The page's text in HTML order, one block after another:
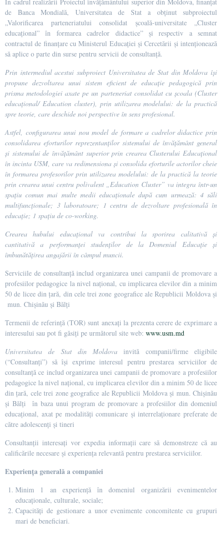
de Banca Mondială, Universitatea de Stat a obținut subproiectul
„Valorificarea parteneriatului consolidat școală-universitate „Cluster
educațional” în formarea cadrelor didactice” și respectiv a semnat
contractul de finanțare cu Ministerul Educației și Cercetării și intenționează
să aplice o parte din surse pentru servicii de consultanță.
Prin intermediul acestui subproiect Universitatea de Stat din Moldova își
propune dezvoltarea unui sistem eficient de educație pedagogică prin
prisma metodologiei axate pe un parteneriat consolidat cu școala (Cluster
educațional/ Education cluster), prin utilizarea modelului: de la practică
spre teorie, care deschide noi perspective în sens profesional.
Astfel, configurarea unui nou model de formare a cadrelor didactice prin
consolidarea eforturilor reprezentanților sistemului de învățământ general
și sistemului de învățământ superior prin crearea Clusterului Educațional
în incinta USM, care va redimensiona și consolida eforturile actorilor cheie
în formarea profesorilor prin utilizarea modelului: de la practică la teorie
prin crearea unui centru polivalent „Education Cluster” va integra într-un
spațiu comun mai multe medii educaționale după cum urmează: 4 săli
multifuncționale; 3 laboratoare; 1 centru de dezvoltare profesională în
educație; 1 spațiu de co-working.
Crearea hubului educațional va contribui la sporirea calitativă și
cantitativă a performanței studenților de la Domeniul Educație și
îmbunătățirea angajării în câmpul muncii.
Serviciile de consultanță includ organizarea unei campanii de promovare a
profesiilor pedagogice la nivel național, cu implicarea elevilor din a minim
50 de licee din țară, din cele trei zone geografice ale Republicii Moldova și
mun. Chișinău și Bălți
Termenii de referință (TOR) sunt anexați la prezenta cerere de exprimare a
interesului sau pot fi găsiți pe următorul site web: www.usm.md
Universitatea de Stat din Moldovainvită companii/firme eligibile
(“Consultanți”) să își exprime interesul pentru prestarea serviciilor de
consultanță ce includ organizarea unei campanii de promovare a profesiilor
pedagogice la nivel național, cu implicarea elevilor din a minim 50 de licee
din țară, cele trei zone geografice ale Republicii Moldova și mun. Chișinău
și Bălți în baza unui program de promovare a profesiilor din domeniul
educațional, axat pe modalități comunicare și interrelaționare preferate de
către adolescenți și tineri
Consultanții interesați vor expedia informații care să demonstreze că au
calificările necesare și experiența relevantă pentru prestarea serviciilor.
Experiența generală a companiei
Minim 1 an experiență în domeniul organizării evenimentelor
educaționale, culturale, sociale;
Capacități de gestionare a unor evenimente concomitente cu grupuri
mari de beneficiari.